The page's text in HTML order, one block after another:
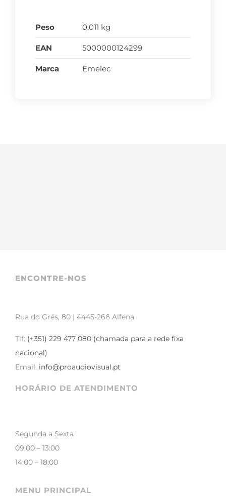
Peso 0,011 kg
EAN 5000000124299
Marca Emelec
ENCONTRE-NOS
Rua do Grés, 80 | 4445-266 Alfena
Tlf: (+351) 229 477 080 (chamada para a rede fixa
nacional)
Email: info@proaudiovisual.pt
HORÁRIO DE ATENDIMENTO
Segunda a Sexta
09:00 – 13:00
14:00 – 18:00
MENU PRINCIPAL